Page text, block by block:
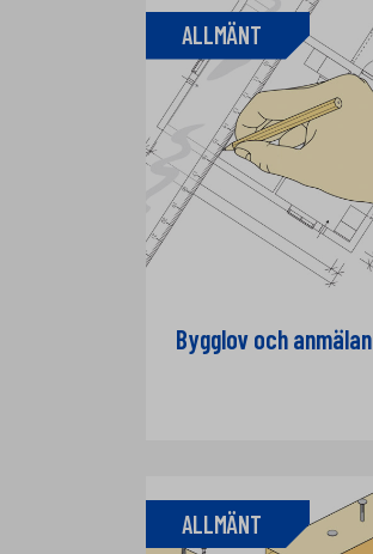
ALLMÄNT
Bygglov och anmälan
ALLMÄNT